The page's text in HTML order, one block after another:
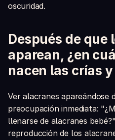
oscuridad.
Después de que
aparean, ¿en
nacen las crías
Ver alacranes apareándose
preocupación inmediata:
llenarse de alacranes
reproducción de los